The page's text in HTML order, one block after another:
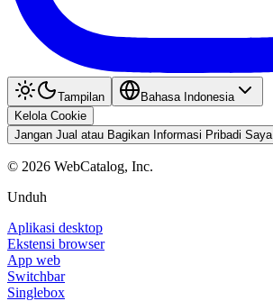
Tampilan
Bahasa Indonesia
Kelola Cookie
Jangan Jual atau Bagikan Informasi Pribadi Saya
© 2026 WebCatalog, Inc.
Unduh
Aplikasi desktop
Ekstensi browser
App web
Switchbar
Singlebox